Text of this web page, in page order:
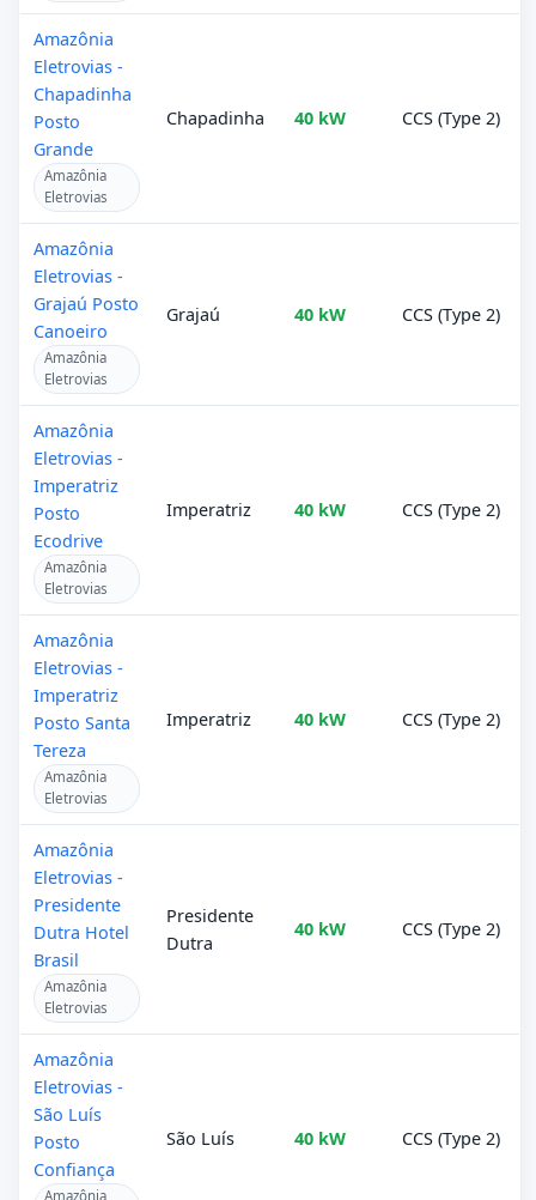
Amazônia
Eletrovias -
Chapadinha
Posto
Grande
Amazônia
Eletrovias
Chapadinha 40 kW CCS (Type 2)
Amazônia
Eletrovias -
Grajaú Posto
Canoeiro
Amazônia
Eletrovias
Grajaú 40 kW CCS (Type 2)
Amazônia
Eletrovias -
Imperatriz
Posto
Ecodrive
Amazônia
Eletrovias
Imperatriz 40 kW CCS (Type 2)
Amazônia
Eletrovias -
Imperatriz
Posto Santa
Tereza
Amazônia
Eletrovias
Imperatriz 40 kW CCS (Type 2)
Amazônia
Eletrovias -
Presidente
Dutra Hotel
Brasil
Amazônia
Eletrovias
Presidente
Dutra
40 kW CCS (Type 2)
Amazônia
Eletrovias -
São Luís
Posto
Confiança
Amazônia
São Luís 40 kW CCS (Type 2)